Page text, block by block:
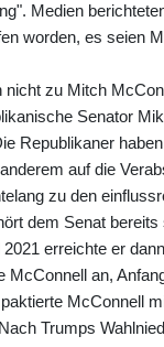
Medien
worden, es seien
zu Mitch
Senator
Republikaner
auf die
zu den
dem Senat
erreichte er
McConnell an,
McConnell
Trumps